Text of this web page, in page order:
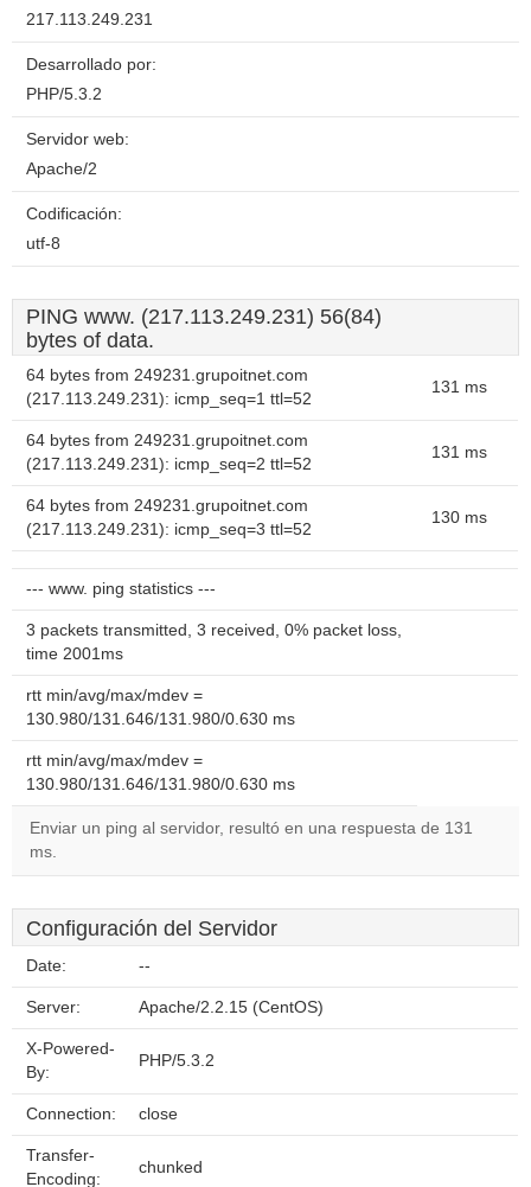
217.113.249.231
Desarrollado por:
PHP/5.3.2
Servidor web:
Apache/2
Codificación:
utf-8
PING www. (217.113.249.231) 56(84)
bytes of data.
64 bytes from 249231.grupoitnet.com
(217.113.249.231): icmp_seq=1 ttl=52
131 ms
64 bytes from 249231.grupoitnet.com
(217.113.249.231): icmp_seq=2 ttl=52
131 ms
64 bytes from 249231.grupoitnet.com
(217.113.249.231): icmp_seq=3 ttl=52
130 ms
--- www. ping statistics ---
3 packets transmitted, 3 received, 0% packet loss,
time 2001ms
rtt min/avg/max/mdev =
130.980/131.646/131.980/0.630 ms
rtt min/avg/max/mdev =
130.980/131.646/131.980/0.630 ms
Enviar un ping al servidor, resultó en una respuesta de 131
ms.
Configuración del Servidor
Date: --
Server: Apache/2.2.15 (CentOS)
X-Powered-
By:
PHP/5.3.2
Connection: close
Transfer-
Encoding:
chunked